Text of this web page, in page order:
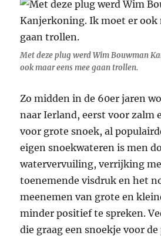
Met deze plug werd Wim Bouwman
ook maar eens mee gaan trollen.
Zo midden in de 60er jaren
naar Ierland, eerst voor zalm
voor grote snoek, al
eigen snoekwateren is men
watervervuiling, verrijking
toenemende visdruk en het
meenemen van grote en
minder positief te spreken.
die graag een snoekje voor